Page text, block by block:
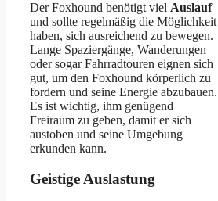
Der Foxhound benötigt viel Auslauf
und sollte regelmäßig die Möglichkeit
haben, sich ausreichend zu bewegen.
Lange Spaziergänge, Wanderungen
oder sogar Fahrradtouren eignen sich
gut, um den Foxhound körperlich zu
fordern und seine Energie abzubauen.
Es ist wichtig, ihm genügend
Freiraum zu geben, damit er sich
austoben und seine Umgebung
erkunden kann.
Geistige Auslastung